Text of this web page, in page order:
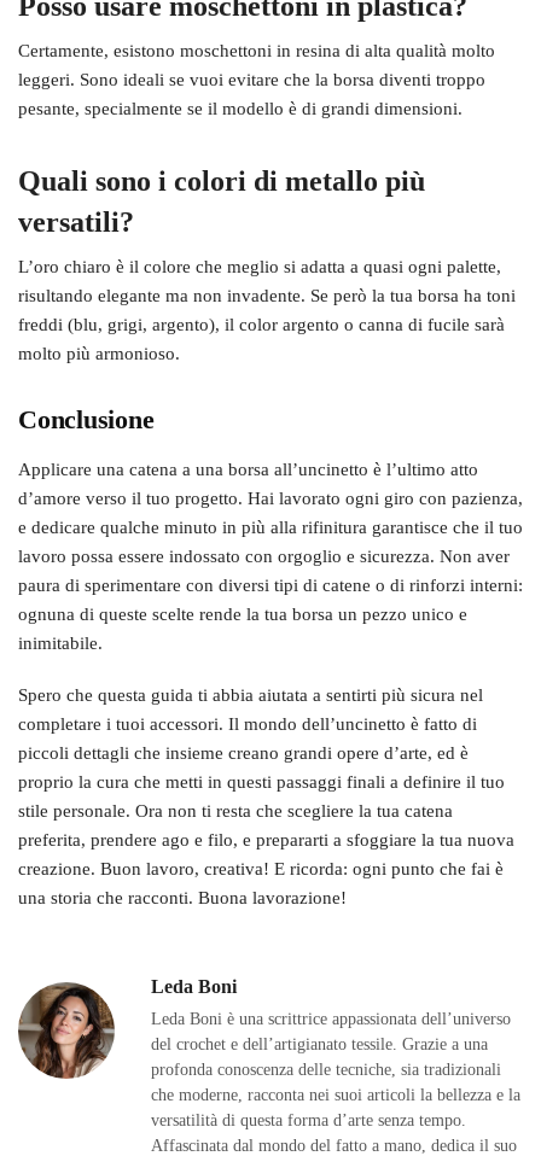
Posso usare moschettoni in plastica?
Certamente, esistono moschettoni in resina di alta qualità molto
leggeri. Sono ideali se vuoi evitare che la borsa diventi troppo
pesante, specialmente se il modello è di grandi dimensioni.
Quali sono i colori di metallo più
versatili?
L’oro chiaro è il colore che meglio si adatta a quasi ogni palette,
risultando elegante ma non invadente. Se però la tua borsa ha toni
freddi (blu, grigi, argento), il color argento o canna di fucile sarà
molto più armonioso.
Conclusione
Applicare una catena a una borsa all’uncinetto è l’ultimo atto
d’amore verso il tuo progetto. Hai lavorato ogni giro con pazienza,
e dedicare qualche minuto in più alla rifinitura garantisce che il tuo
lavoro possa essere indossato con orgoglio e sicurezza. Non aver
paura di sperimentare con diversi tipi di catene o di rinforzi interni:
ognuna di queste scelte rende la tua borsa un pezzo unico e
inimitabile.
Spero che questa guida ti abbia aiutata a sentirti più sicura nel
completare i tuoi accessori. Il mondo dell’uncinetto è fatto di
piccoli dettagli che insieme creano grandi opere d’arte, ed è
proprio la cura che metti in questi passaggi finali a definire il tuo
stile personale. Ora non ti resta che scegliere la tua catena
preferita, prendere ago e filo, e prepararti a sfoggiare la tua nuova
creazione. Buon lavoro, creativa! E ricorda: ogni punto che fai è
una storia che racconti. Buona lavorazione!
Leda Boni
Leda Boni è una scrittrice appassionata dell’universo
del crochet e dell’artigianato tessile. Grazie a una
profonda conoscenza delle tecniche, sia tradizionali
che moderne, racconta nei suoi articoli la bellezza e la
versatilità di questa forma d’arte senza tempo.
Affascinata dal mondo del fatto a mano, dedica il suo